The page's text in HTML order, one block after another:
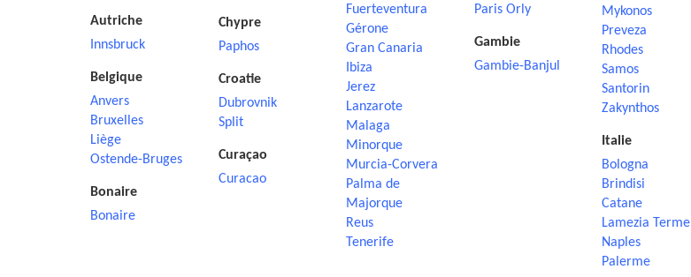
Autriche
Innsbruck
Belgique
Anvers
Bruxelles
Liège
Ostende-Bruges
Bonaire
Bonaire
Chypre
Paphos
Croatie
Dubrovnik
Split
Curaçao
Curacao
Fuerteventura
Gérone
Gran Canaria
Ibiza
Jerez
Lanzarote
Malaga
Minorque
Murcia-Corvera
Palma de
Majorque
Reus
Tenerife
Paris Orly
Gambie
Gambie-Banjul
Mykonos
Preveza
Rhodes
Samos
Santorin
Zakynthos
Italie
Bologna
Brindisi
Catane
Lamezia Terme
Naples
Palerme